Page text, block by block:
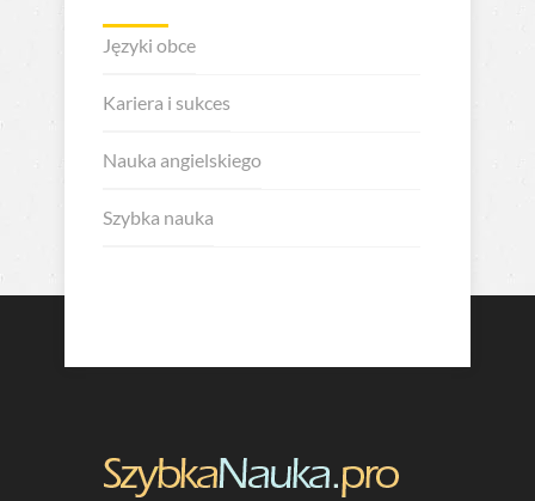
Języki obce
Kariera i sukces
Nauka angielskiego
Szybka nauka